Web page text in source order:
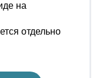
на
отдельно